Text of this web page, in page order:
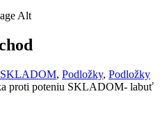
, Podložky, Podložky
proti poteniu SKLADOM- labuť